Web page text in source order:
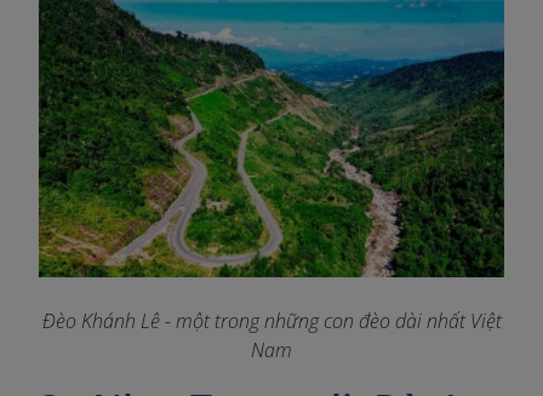
Đèo Khánh Lê - một trong những con đèo dài nhất Việt
Nam